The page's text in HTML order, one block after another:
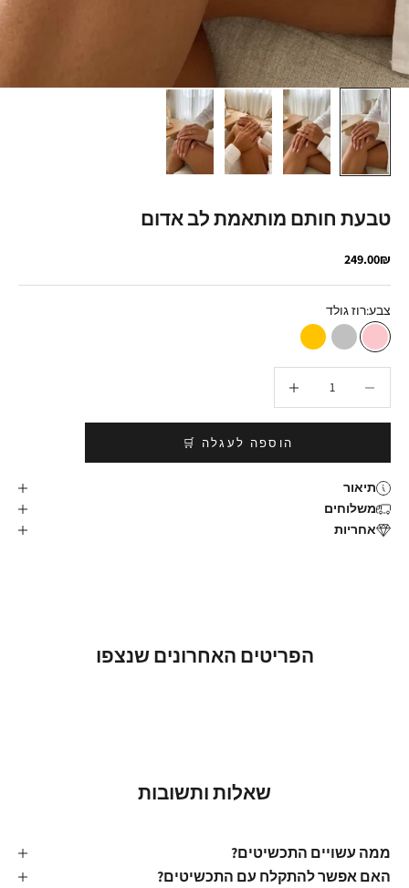
טבעת חותם מותאמת לב אדום
מחיר מבצע
249.00₪
צבע:רוז גולד
רוז גולדכסף זהב
הוספה לעגלה 🛒
תיאור
משלוחים
אחריות
הפריטים האחרונים שנצפו
שאלות ותשובות
ממה עשויים התכשיטים?
האם אפשר להתקלח עם התכשיטים?